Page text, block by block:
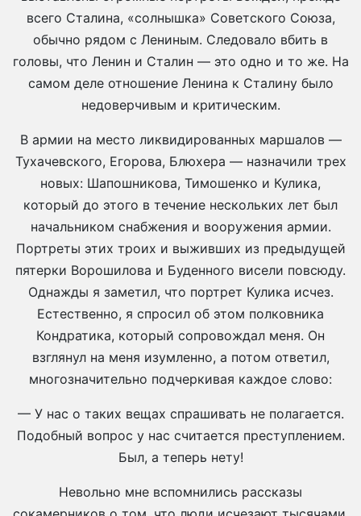
всего Сталина, «солнышка» Советского Союза,
обычно рядом с Лениным. Следовало вбить в
головы, что Ленин и Сталин — это одно и то же. На
самом деле отношение Ленина к Сталину было
недоверчивым и критическим.
В армии на место ликвидированных маршалов —
Тухачевского, Егорова, Блюхера — назначили трех
новых: Шапошникова, Тимошенко и Кулика,
который до этого в течение нескольких лет был
начальником снабжения и вооружения армии.
Портреты этих троих и выживших из предыдущей
пятерки Ворошилова и Буденного висели повсюду.
Однажды я заметил, что портрет Кулика исчез.
Естественно, я спросил об этом полковника
Кондратика, который сопровождал меня. Он
взглянул на меня изумленно, а потом ответил,
многозначительно подчеркивая каждое слово:
— У нас о таких вещах спрашивать не полагается.
Подобный вопрос у нас считается преступлением.
Был, а теперь нету!
Невольно мне вспомнились рассказы